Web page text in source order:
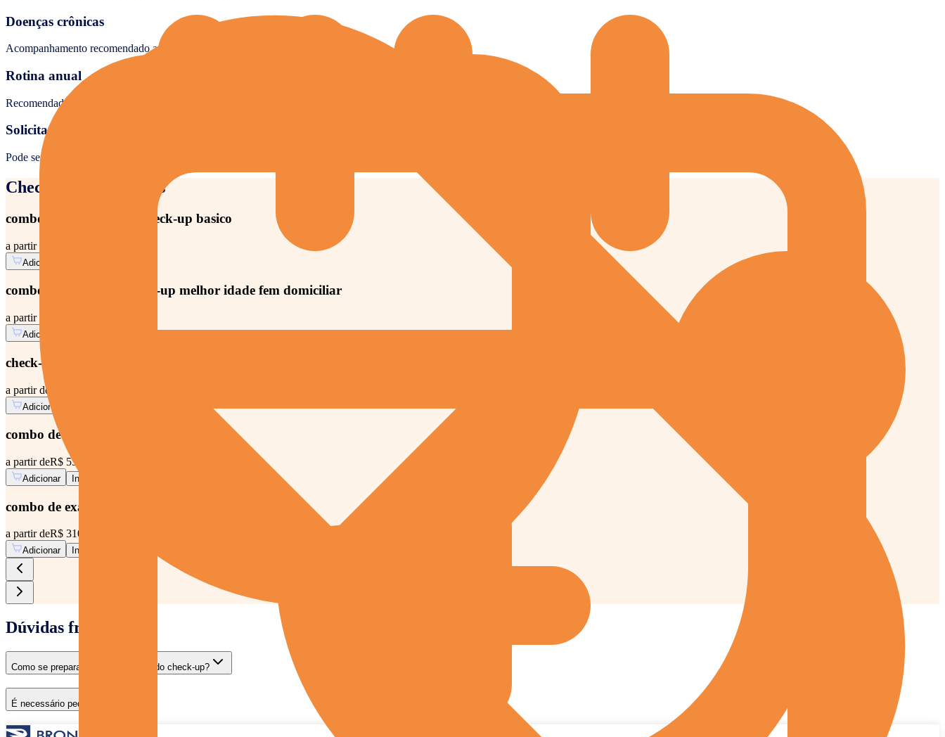
Doenças crônicas
Acompanhamento recomendado a cada 6 meses
Rotina anual
Recomendado para pessoas saudáveis ou com fatores de risco
Solicitação médica
Pode ser solicitado para avaliação, prevenção e monitoramento
Check-ups disponíveis
combo de exames para check-up basico
a partir de
Adicionar
combo exames para check-up melhor idade fem domiciliar
a partir de
Adicionar
check-up doenças sexualmente transmissíveis
a partir de
Adicionar
combo de exames - pre concepção
a partir deR$ 550,00
Adicionar Informações
combo de exames - diabetes controle anual
a partir deR$ 310,00
Adicionar Informações
Dúvidas frequentes
Como se preparar para os exames do check-up?
É necessário pedido médico?